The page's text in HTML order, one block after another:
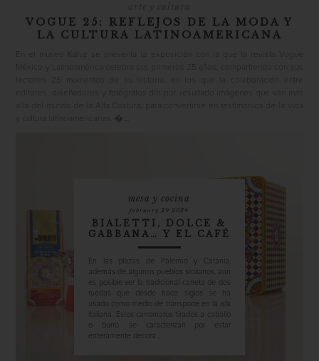
VOGUE 25: REFLEJOS DE LA MODA Y
LA CULTURA LATINOAMERICANA
y cultura latinoamericanas. �...
mesa y cocina
february 29 2024
BIALETTI, DOLCE &
GABBANA… Y EL CAFÉ
En las plazas de Palermo y Catania,
además de algunos pueblos sicilianos, aún
es posible ver la tradicional carreta de dos
ruedas que desde hace siglos se ha
usado como medio de transporte en la isla
italiana. Estos carromatos tirados a caballo
o burro, se caracterizan por estar
enteramente decora...